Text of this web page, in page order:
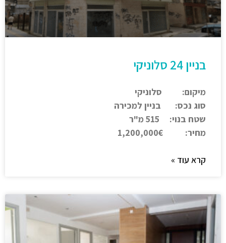
בניין 24 סלוניקי
מיקום: סלוניקי
סוג נכס: בניין למכירה
שטח בנוי: 515 מ"ר
מחיר: 1,200,000€
קרא עוד »